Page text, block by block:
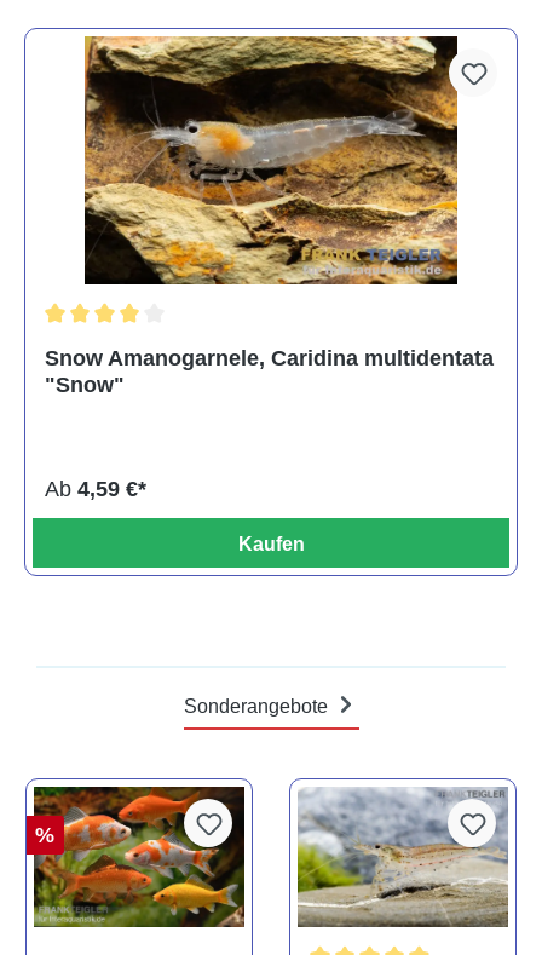
Snow Amanogarnele, Caridina multidentata
"Snow"
Ab 4,59 €*
Kaufen
Sonderangebote
%